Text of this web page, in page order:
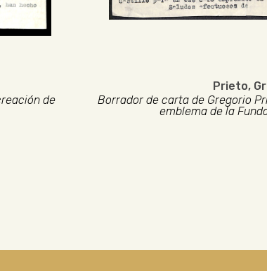
de
Prieto,
Borrador de carta de Gregorio
emblema de la